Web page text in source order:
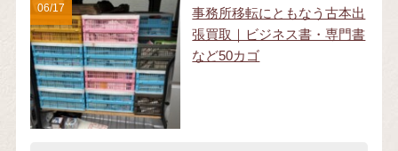
事務所移転にともなう古本出
張買取｜ビジネス書・専門書
など50カゴ
06/17